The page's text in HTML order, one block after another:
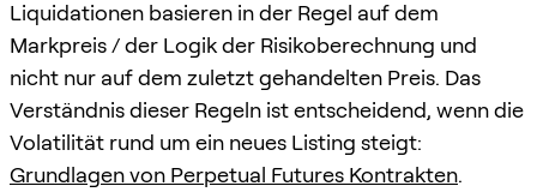
Liquidationen basieren in der Regel auf dem
Markpreis / der Logik der Risikoberechnung und
nicht nur auf dem zuletzt gehandelten Preis. Das
Verständnis dieser Regeln ist entscheidend, wenn die
Volatilität rund um ein neues Listing steigt:
Grundlagen von Perpetual Futures Kontrakten.